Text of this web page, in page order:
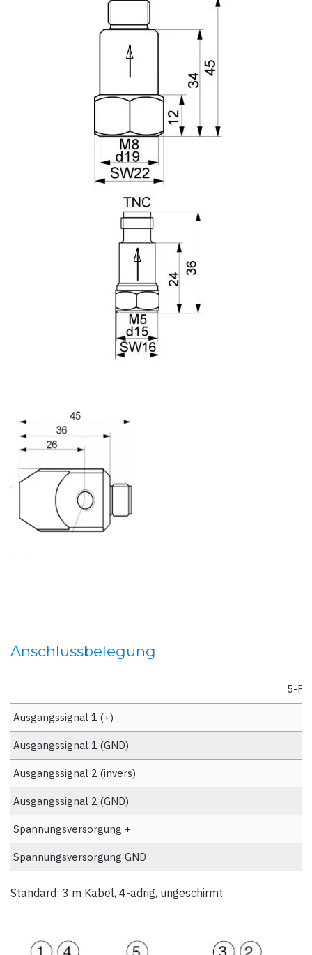
Anschlussbelegung
5-
Ausgangssignal 1 (+)
Ausgangssignal 1 (GND)
Ausgangssignal 2 (invers)
Ausgangssignal 2 (GND)
Spannungsversorgung +
Spannungsversorgung GND
Standard: 3 m Kabel, 4-adrig, ungeschirmt